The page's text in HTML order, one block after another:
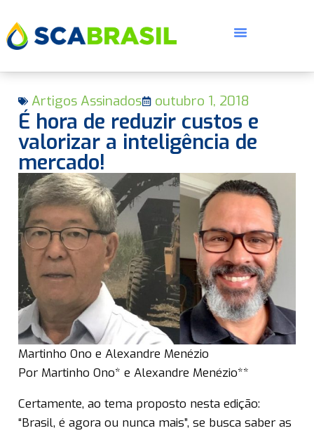
Artigos Assinados outubro 1, 2018
É hora de reduzir custos e
valorizar a inteligência de
mercado!
Martinho Ono e Alexandre Menézio
Por Martinho Ono* e Alexandre Menézio**
Certamente, ao tema proposto nesta edição:
“Brasil, é agora ou nunca mais”, se busca saber as